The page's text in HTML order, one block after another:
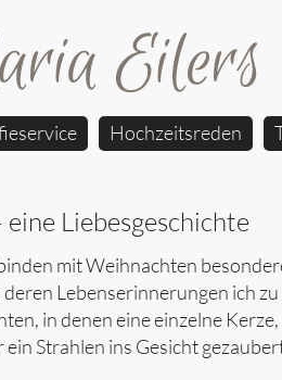
Hochzeitsreden
Liebesgeschichte
mit Weihnachten
Lebenserinnerungen ich
in denen eine einzelne
Strahlen ins Gesicht
Eilers